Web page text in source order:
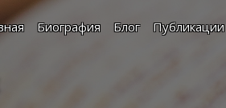
Биография Блог Публикации